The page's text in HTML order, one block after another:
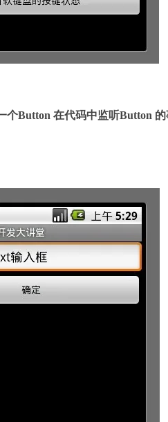
Button 在代码中监听Button